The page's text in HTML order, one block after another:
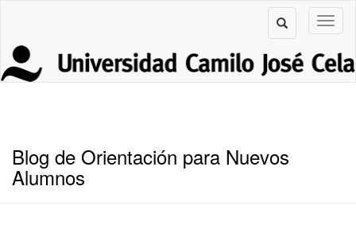
Blog de Orientación para Nuevos
Alumnos